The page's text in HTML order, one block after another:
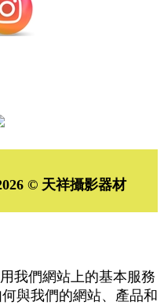
© 天祥攝影器材
我們網站上的基本服務
與我們的網站、產品和